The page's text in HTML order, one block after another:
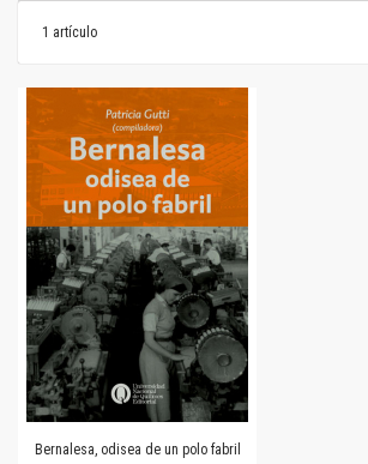
1 artículo
Bernalesa, odisea de un polo fabril